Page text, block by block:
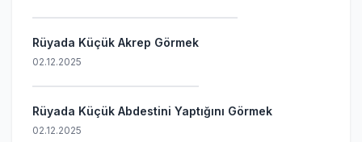
Rüyada Küçük Akrep Görmek
02.12.2025
Rüyada Küçük Abdestini Yaptığını Görmek
02.12.2025